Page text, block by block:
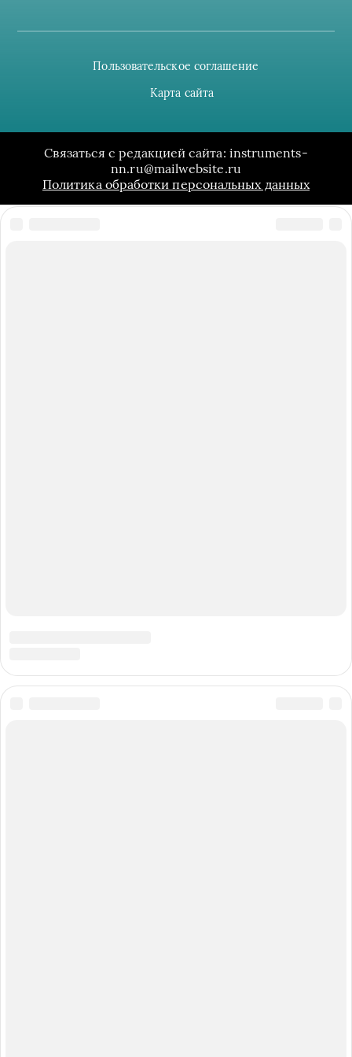
Пользовательское соглашение
Карта сайта
Связаться с редакцией сайта: instruments-
nn.ru@mailwebsite.ru
Политика обработки персональных данных